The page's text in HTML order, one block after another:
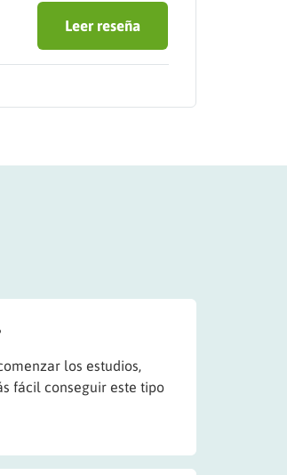
Leer reseña
los estudios,
fácil conseguir este tipo